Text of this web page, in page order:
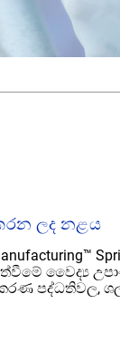
ලද නළය
වෛද්‍ය
පද්ධතිවල,
සඳහා
අභ්යන්තර නල